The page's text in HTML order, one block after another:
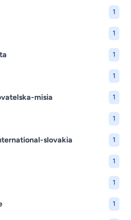
1
1
1
1
misia 1
1
slovakia 1
1
1
1